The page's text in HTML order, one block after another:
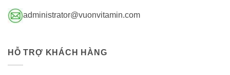
administrator@vuonvitamin.com
HỖ TRỢ KHÁCH HÀNG